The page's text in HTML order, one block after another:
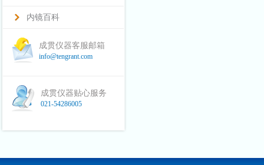
内镜百科
成贯仪器客服邮箱
info@tengrant.com
成贯仪器贴心服务
021-54286005